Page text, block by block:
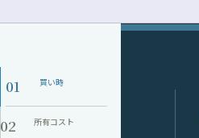
01 買い時
02 所有コスト